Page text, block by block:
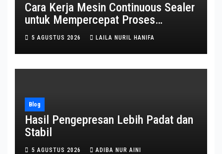
Cara Kerja Mesin Continuous Sealer
untuk Mempercepat Proses
Pengemasan
5 AGUSTUS 2026 LAILA NURIL HANIFA
Blog
Hasil Pengepresan Lebih Padat dan
Stabil
5 AGUSTUS 2026 ADIBA NUR AINI